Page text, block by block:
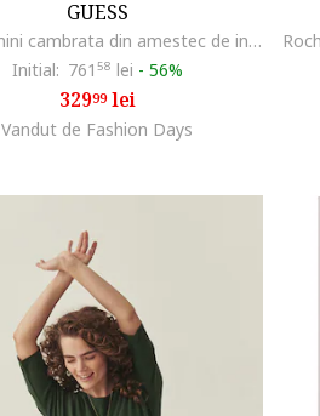
GUESS
Rochie mini cambrata din amestec de in, Negru
Initial: 761 58 lei - 56%
32999lei
Vandut de Fashion Days